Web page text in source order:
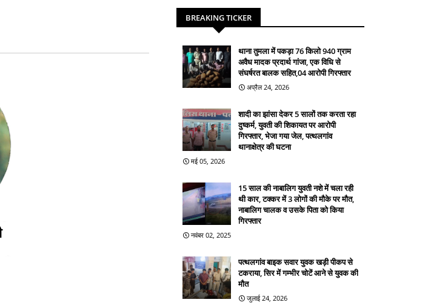
BREAKING TICKER
थाना तुमला में पकड़ा 76 किलो 940 ग्राम
अवैध मादक प्रदार्थ गांजा, एक विधि से
संघर्षरत बालक सहित,04 आरोपी गिरफ्तार
अप्रैल 24, 2026
शादी का झांसा देकर 5 सालों तक करता रहा
दुष्कर्म, युवती की शिकायत पर आरोपी
गिरफ्तार, भेजा गया जेल, पत्थलगांव
थानाक्षेत्र की घटना
मई 05, 2026
15 साल की नाबालिग युवती नशे में चला रही
थी कार, टक्कर में 3 लोगों की मौके पर मौत,
नाबालिग चालक व उसके पिता को किया
गिरफ्तार
नवंबर 02, 2025
पत्थलगांव बाइक सवार युवक खड़ी पीकप से
टकराया, सिर में गम्भीर चोटें आने से युवक की
मौत
जुलाई 24, 2026